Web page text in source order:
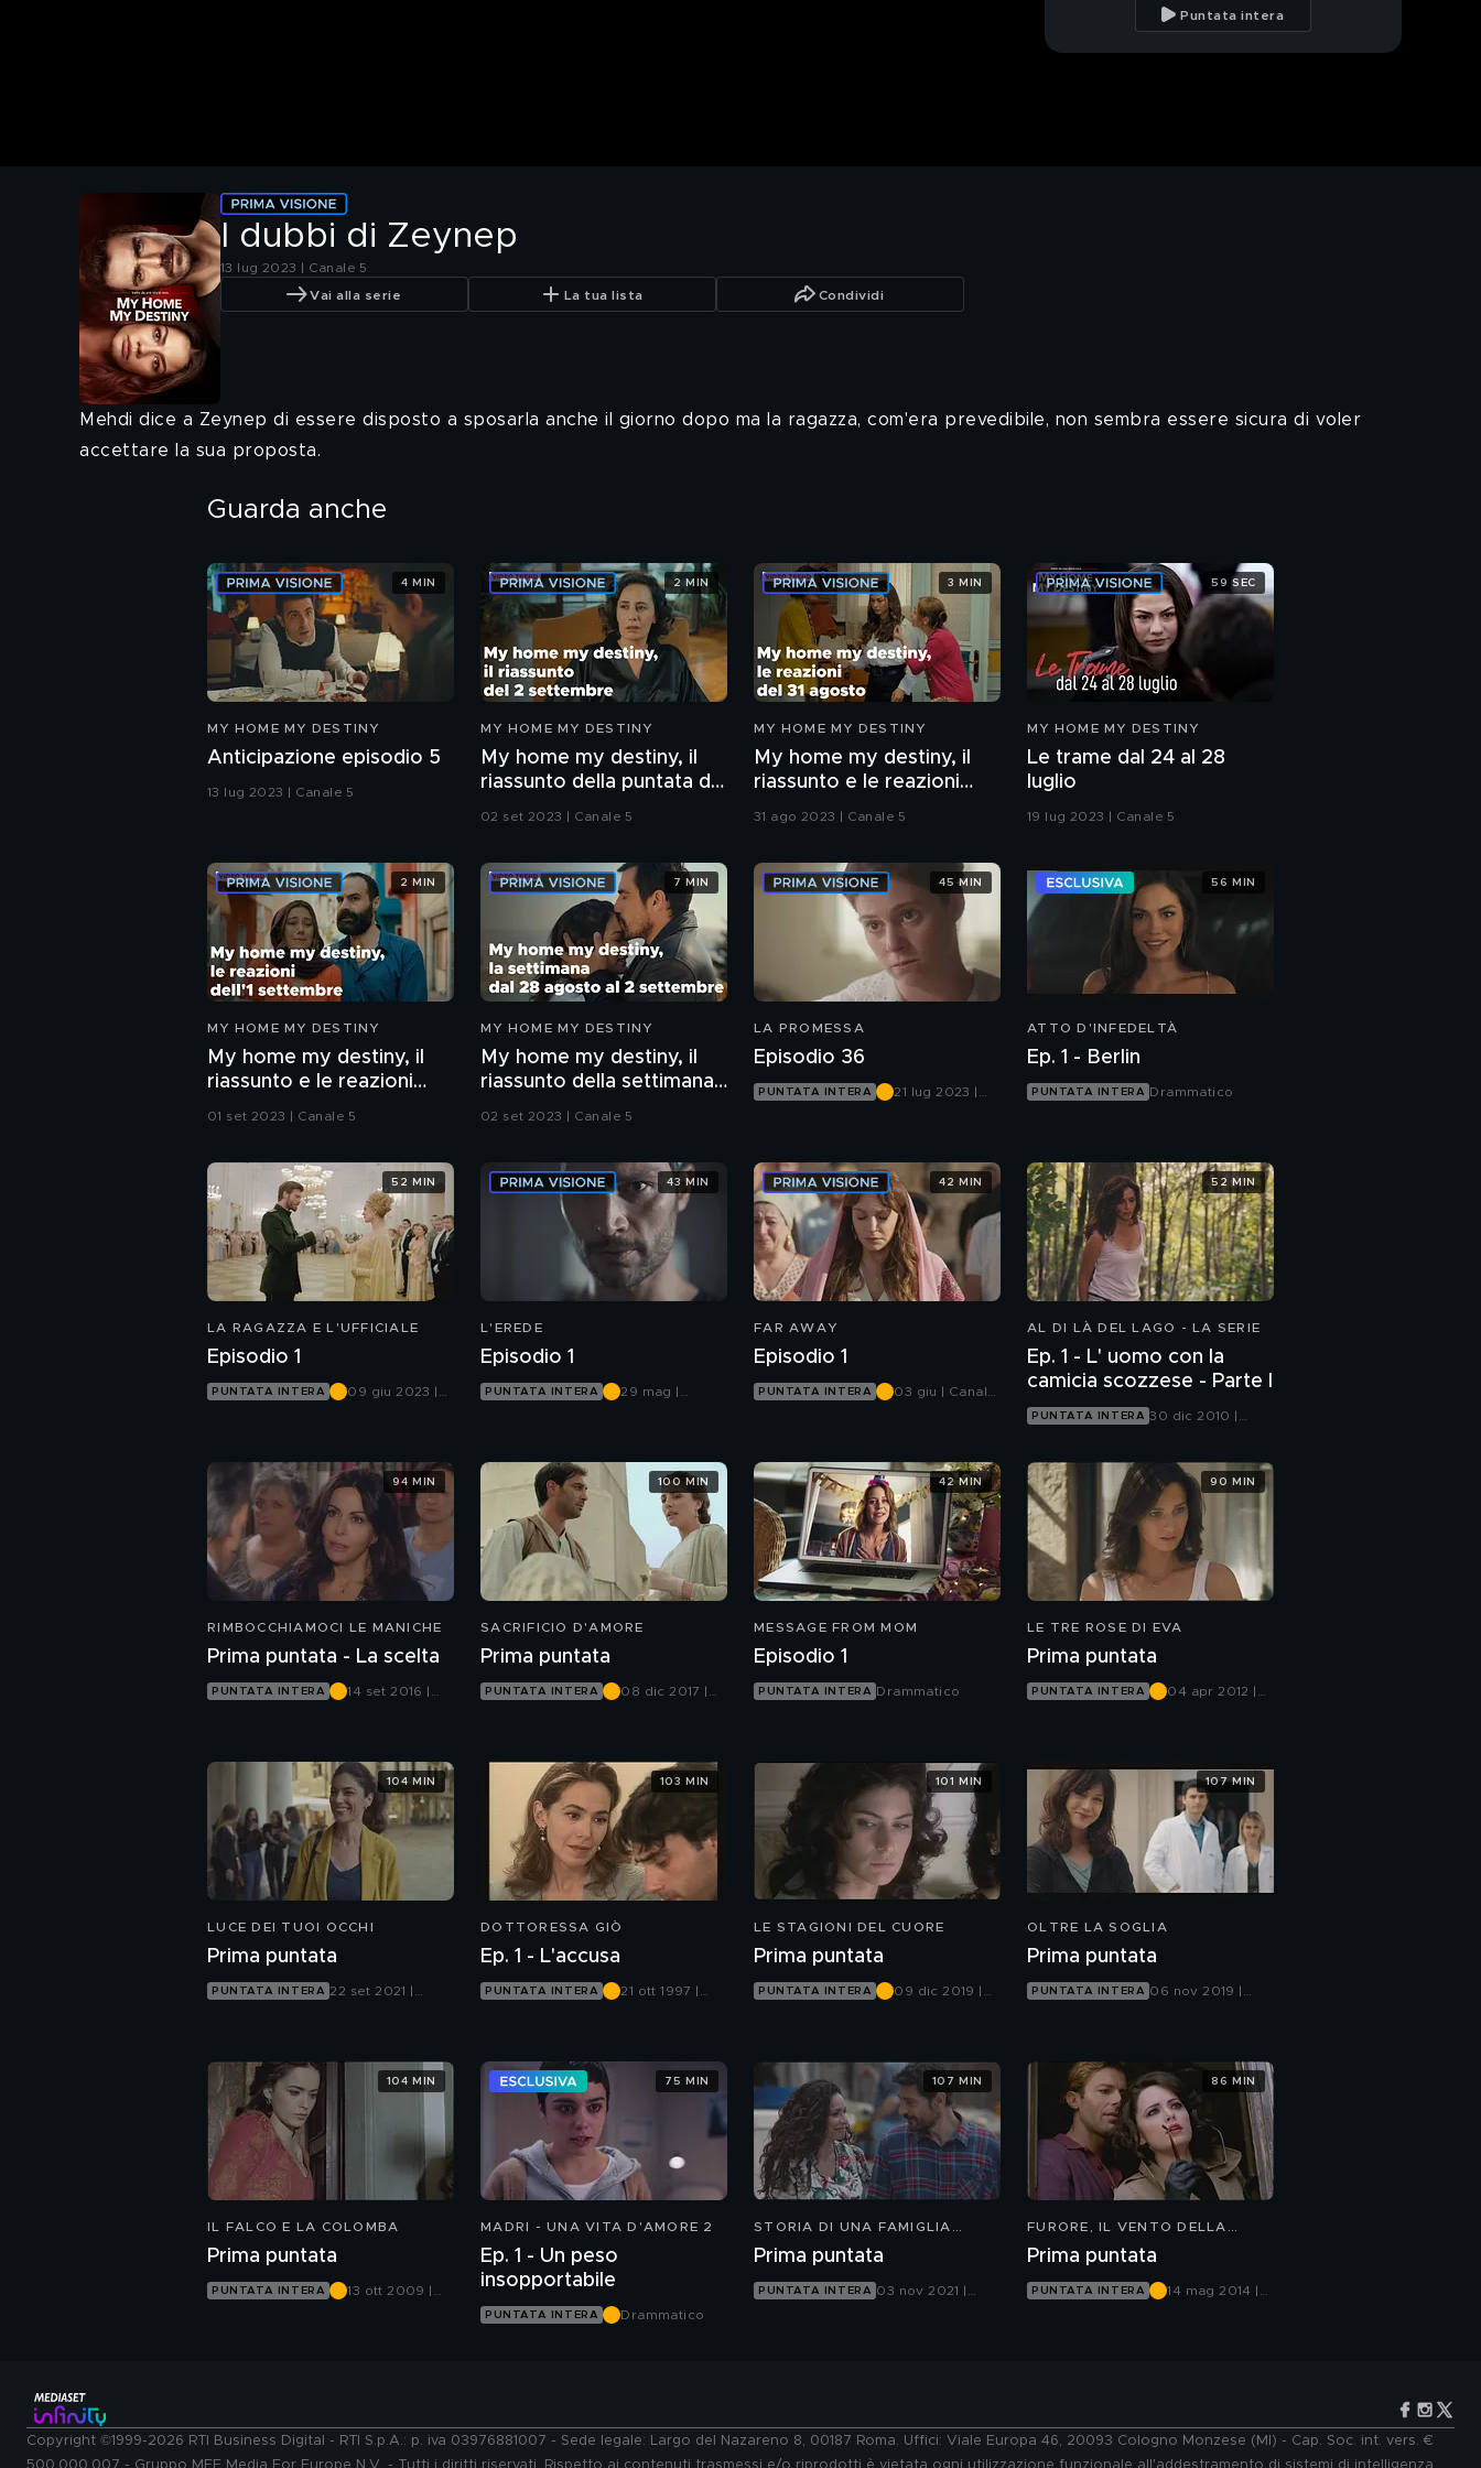
proposta di Mehdi
Puntata intera
I dubbi di Zeynep
13 lug 2023 | Canale 5
Vai alla serie La tua lista Condividi
Mehdi dice a Zeynep di essere disposto a sposarla anche il giorno dopo ma la ragazza, com'era prevedibile, non sembra essere sicura di voler
accettare la sua proposta.
Guarda anche
MY HOME MY DESTINY
Anticipazione episodio 5
13 lug 2023 | Canale 5
4 MIN
MY HOME MY DESTINY
My home my destiny, il
riassunto della puntata del
2 settembre
02 set 2023 | Canale 5
2 MIN
MY HOME MY DESTINY
My home my destiny, il
riassunto e le reazioni
della puntata del 31
31 ago 2023 | Canale 5
3 MIN
MY HOME MY DESTINY
Le trame dal 24 al 28
luglio
19 lug 2023 | Canale 5
59 SEC
MY HOME MY DESTINY
My home my destiny, il
riassunto e le reazioni
della puntata dell'1
01 set 2023 | Canale 5
2 MIN
MY HOME MY DESTINY
My home my destiny, il
riassunto della settimana
dal 28 agosto al 2
02 set 2023 | Canale 5
7 MIN
LA PROMESSA
Episodio 36
PUNTATA INTERA
21 lug 2023 |
45 MIN
ATTO D'INFEDELTÀ
Ep. 1 - Berlin
PUNTATA INTERA Drammatico
56 MIN
LA RAGAZZA E L'UFFICIALE
Episodio 1
PUNTATA INTERA
09 giu 2023 |
52 MIN
L'EREDE
Episodio 1
PUNTATA INTERA
29 mag |
43 MIN
FAR AWAY
Episodio 1
PUNTATA INTERA
03 giu | Canale
42 MIN
AL DI LÀ DEL LAGO - LA SERIE
Ep. 1 - L' uomo con la
camicia scozzese - Parte I
PUNTATA INTERA 30 dic 2010 |
52 MIN
RIMBOCCHIAMOCI LE MANICHE
Prima puntata - La scelta
PUNTATA INTERA
14 set 2016 |
94 MIN
SACRIFICIO D'AMORE
Prima puntata
PUNTATA INTERA
08 dic 2017 |
100 MIN
MESSAGE FROM MOM
Episodio 1
PUNTATA INTERA Drammatico
42 MIN
LE TRE ROSE DI EVA
Prima puntata
PUNTATA INTERA
04 apr 2012 |
90 MIN
LUCE DEI TUOI OCCHI
Prima puntata
PUNTATA INTERA 22 set 2021 |
104 MIN
DOTTORESSA GIÒ
Ep. 1 - L'accusa
PUNTATA INTERA
21 ott 1997 |
103 MIN
LE STAGIONI DEL CUORE
Prima puntata
PUNTATA INTERA
09 dic 2019 |
101 MIN
OLTRE LA SOGLIA
Prima puntata
PUNTATA INTERA 06 nov 2019 |
107 MIN
IL FALCO E LA COLOMBA
Prima puntata
PUNTATA INTERA
13 ott 2009 |
104 MIN
MADRI - UNA VITA D'AMORE 2
Ep. 1 - Un peso
insopportabile
PUNTATA INTERA Drammatico
75 MIN
STORIA DI UNA FAMIGLIA
Prima puntata
PUNTATA INTERA 03 nov 2021 |
107 MIN
FURORE, IL VENTO DELLA
Prima puntata
PUNTATA INTERA
14 mag 2014 |
86 MIN
Copyright ©1999-2026 RTI Business Digital - RTI S.p.A.: p. iva 03976881007 - Sede legale: Largo del Nazareno 8, 00187 Roma. Uffici: Viale Europa 46, 20093 Cologno Monzese (MI) - Cap. Soc. int. vers. €